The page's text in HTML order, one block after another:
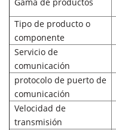
Tipo de producto o
componente
Servicio de
comunicación
protocolo de puerto de
comunicación
Velocidad de
transmisión